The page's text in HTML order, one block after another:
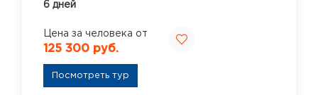
6 дней
Цена за человека от
125 300 руб.
Посмотреть тур